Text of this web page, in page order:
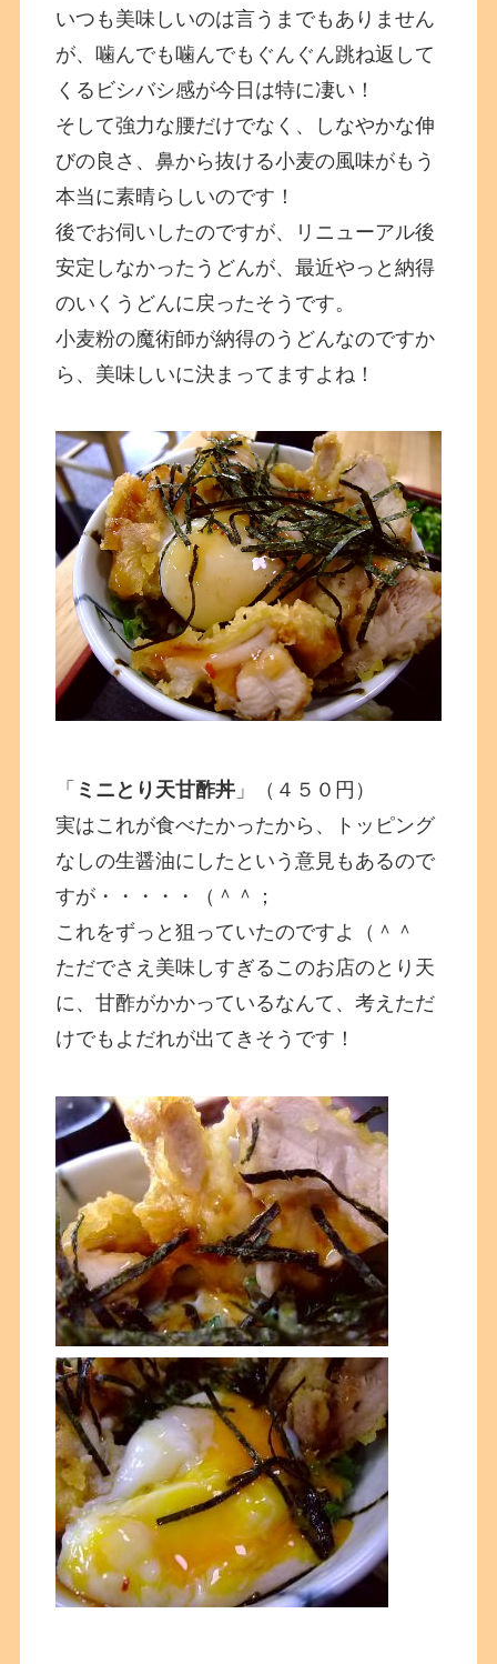
いつも美味しいのは言うまでもありません
が、噛んでも噛んでもぐんぐん跳ね返して
くるビシバシ感が今日は特に凄い！
そして強力な腰だけでなく、しなやかな伸
びの良さ、鼻から抜ける小麦の風味がもう
本当に素晴らしいのです！
後でお伺いしたのですが、リニューアル後
安定しなかったうどんが、最近やっと納得
のいくうどんに戻ったそうです。
小麦粉の魔術師が納得のうどんなのですか
ら、美味しいに決まってますよね！
「 ミニとり天甘酢丼 」（４５０円）
実はこれが食べたかったから、トッピング
なしの生醤油にしたという意見もあるので
すが・・・・・（＾＾；
これをずっと狙っていたのですよ（＾＾
ただでさえ美味しすぎるこのお店のとり天
に、甘酢がかかっているなんて、考えただ
けでもよだれが出てきそうです！